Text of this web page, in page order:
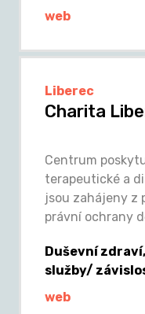
web
Liberec
Charita
Centrum
terapeutické a
jsou zahájeny z
právní ochrany
Duševní
služby/
web